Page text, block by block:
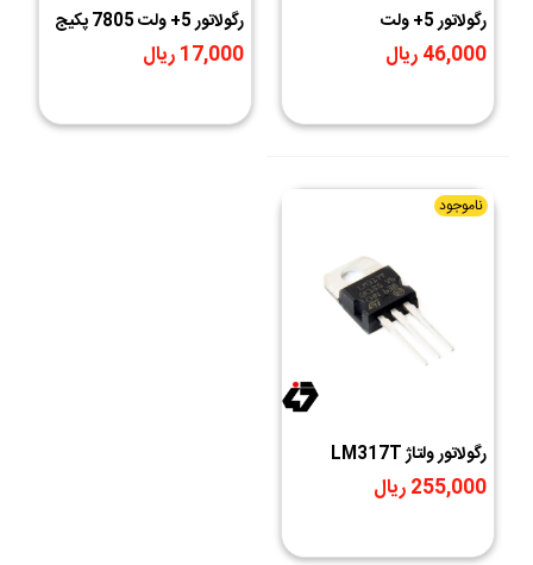
رگولاتور 5+ ولت
46,000 ریال
رگولاتور 5+ ولت 7805 پکیج
TO-220
17,000 ریال
ناموجود
رگولاتور ولتاژ LM317T
255,000 ریال